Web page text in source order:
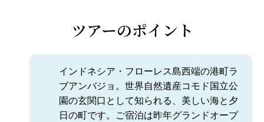
ツアーのポイント
インドネシア・フローレス島西端の港町ラ
ブアンバジョ。世界自然遺産コモド国立公
園の玄関口として知られる、美しい海と夕
日の町です。ご宿泊は昨年グランドオープ